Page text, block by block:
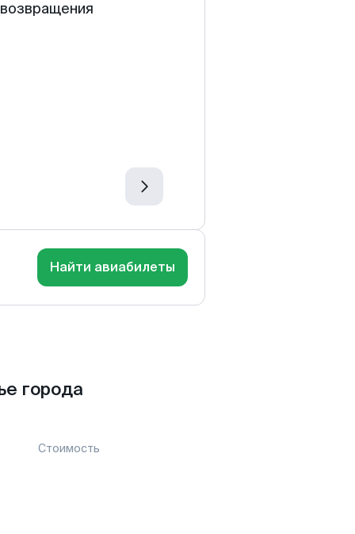
Найти авиабилеты
города
Стоимость